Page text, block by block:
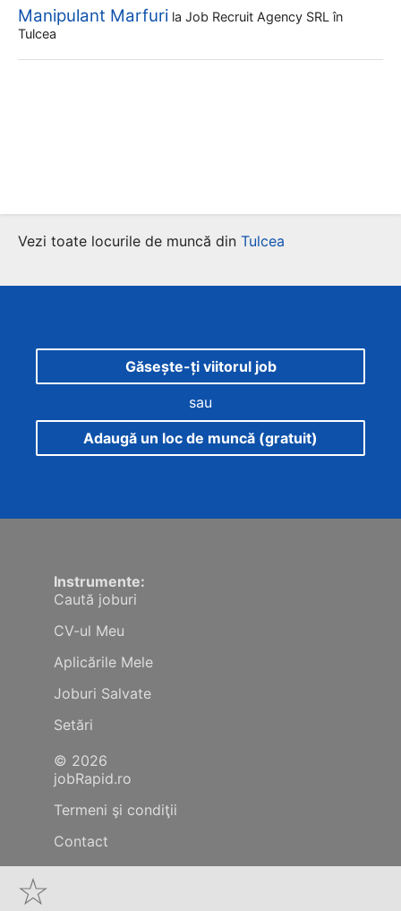
Manipulant Marfuri la Job Recruit Agency SRL în
Tulcea
Vezi toate locurile de muncă din Tulcea
Găsește-ți viitorul job
sau
Adaugă un loc de muncă (gratuit)
Instrumente:
Caută joburi
CV-ul Meu
Aplicările Mele
Joburi Salvate
Setări
© 2026
jobRapid.ro
Termeni şi condiţii
Contact